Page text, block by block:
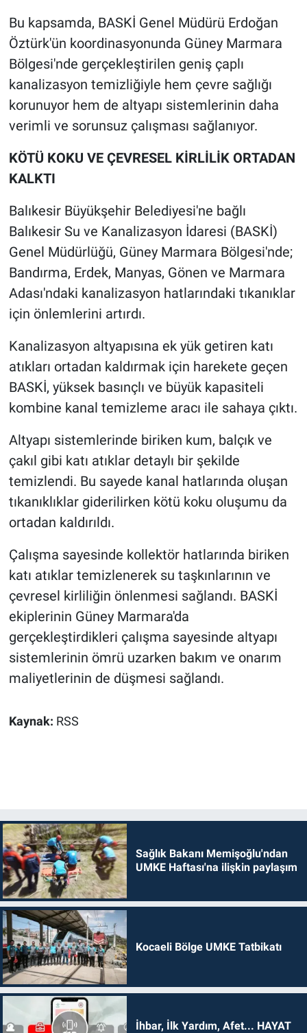
Bu kapsamda, BASKİ Genel Müdürü Erdoğan
Öztürk'ün koordinasyonunda Güney Marmara
Bölgesi'nde gerçekleştirilen geniş çaplı
kanalizasyon temizliğiyle hem çevre sağlığı
korunuyor hem de altyapı sistemlerinin daha
verimli ve sorunsuz çalışması sağlanıyor.
KÖTÜ KOKU VE ÇEVRESEL KİRLİLİK ORTADAN
KALKTI
Balıkesir Büyükşehir Belediyesi'ne bağlı
Balıkesir Su ve Kanalizasyon İdaresi (BASKİ)
Genel Müdürlüğü, Güney Marmara Bölgesi'nde;
Bandırma, Erdek, Manyas, Gönen ve Marmara
Adası'ndaki kanalizasyon hatlarındaki tıkanıklar
için önlemlerini artırdı.
Kanalizasyon altyapısına ek yük getiren katı
atıkları ortadan kaldırmak için harekete geçen
BASKİ, yüksek basınçlı ve büyük kapasiteli
kombine kanal temizleme aracı ile sahaya çıktı.
Altyapı sistemlerinde biriken kum, balçık ve
çakıl gibi katı atıklar detaylı bir şekilde
temizlendi. Bu sayede kanal hatlarında oluşan
tıkanıklıklar giderilirken kötü koku oluşumu da
ortadan kaldırıldı.
Çalışma sayesinde kollektör hatlarında biriken
katı atıklar temizlenerek su taşkınlarının ve
çevresel kirliliğin önlenmesi sağlandı. BASKİ
ekiplerinin Güney Marmara'da
gerçekleştirdikleri çalışma sayesinde altyapı
sistemlerinin ömrü uzarken bakım ve onarım
maliyetlerinin de düşmesi sağlandı.
Kaynak: RSS
Sağlık Bakanı Memişoğlu'ndan
UMKE Haftası'na ilişkin paylaşım
Kocaeli Bölge UMKE Tatbikatı
İhbar, İlk Yardım, Afet... HAYAT